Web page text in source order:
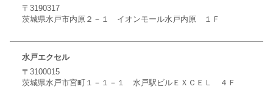
〒3190317
茨城県水戸市内原２－１ イオンモール水戸内原 １Ｆ
水戸エクセル
〒3100015
茨城県水戸市宮町１－１－１ 水戸駅ビルＥＸＣＥＬ ４Ｆ